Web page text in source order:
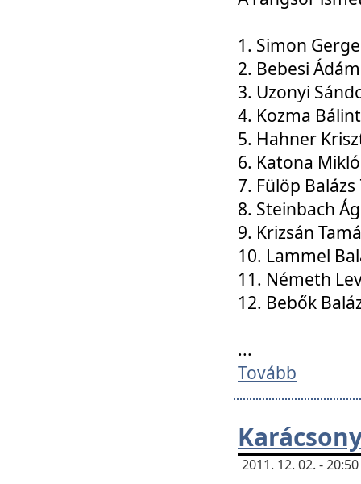
1. Simon
2. Bebesi
3. Uzonyi
4. Kozma
5. Hahner
6. Katona
7. Fülöp
8. Steinbach
9. Krizsán
10. Lammel
11. Németh
12. Bebők
...
Tovább
2011. 12. 02. -